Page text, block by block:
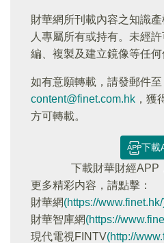
財華網所刊載內容之知識
人專屬所有或持有。未經
編、複製及建立鏡像等任何
如有意願轉載，請發郵件至
content@finet.com.hk ，獲
方可轉載。
下載
下載財華財經APP
更多精彩内容，請點擊：
財華網(https://
財華智庫網(https://
現代電視FINTV(http://